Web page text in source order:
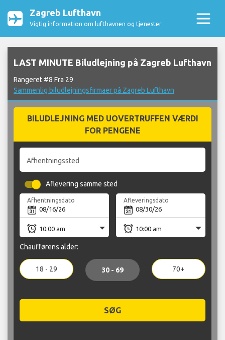
Zagreb Lufthavn
Vigtig information om lufthavnen og tjenester
LAST MINUTE Biludlejning på Zagreb Lufthavn
Rangeret #8 Fra 29
Sammenlig biludlejningsfirmaer på Zagreb Lufthavn
BILUDLEJNING MED UOVERTRUFFEN VÆRDI
FOR PENGENE
Afhentningssted
Aflevering samme sted
Afhentningsdato Afleveringsdato
Chaufførens alder:
18 - 29 30 - 69 70+
SØG